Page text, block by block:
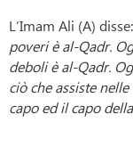
L’Imam Ali (A)
poveri è al-Qadr.
deboli è al-Qadr.
ciò che assiste
capo ed il capo